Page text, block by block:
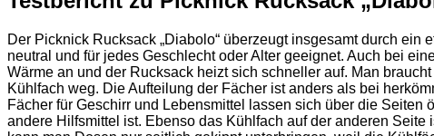
Der Picknick Rucksack „Diabolo“ überzeugt insgesamt durch
neutral und für jedes Geschlecht oder Alter geeignet. Auch bei
Wärme an und der Rucksack heizt sich schneller auf. Man
Kühlfach weg. Die Aufteilung der Fächer ist anders als bei
Fächer für Geschirr und Lebensmittel lassen sich über die
andere Hilfsmittel ist. Ebenso das Kühlfach auf der anderen